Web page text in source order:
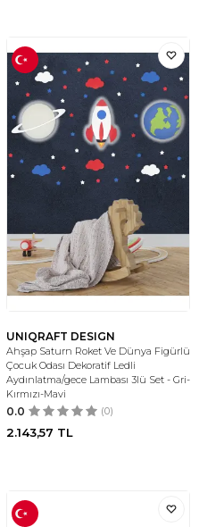
UNIQRAFT DESIGN
Ahşap Saturn Roket Ve Dünya Figürlü
Çocuk Odası Dekoratif Ledli
Aydınlatma/gece Lambası 3lü Set - Gri-
Kırmızı-Mavi
0.0 (0)
2.143,57 TL